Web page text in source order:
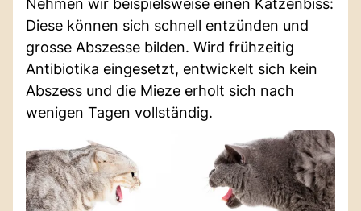
Nehmen wir beispielsweise einen Katzenbiss:
Diese können sich schnell entzünden und
grosse Abszesse bilden. Wird frühzeitig
Antibiotika eingesetzt, entwickelt sich kein
Abszess und die Mieze erholt sich nach
wenigen Tagen vollständig.